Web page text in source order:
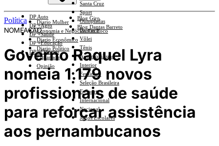
Santa Cruz
Sport
Olimpíadas
Basquete
Vôlei
Tênis
Automobilismo
Interior
Feminino
Seleção Brasileira
E-Sports
Internacional
Nacional
Jogos Escolares
DP Auto
DP +Agro
DP +Saúde
DP +Educação
DP +Ciências
Diario Mulher
Economia e Negócios Em Foco
Diario Econômico
Diario Político
Esplanada
Opinião
Blog Giro
Blog Dantas Barreto
Política
NOMEAÇÃO
Governo Raquel Lyra
nomeia 1.179 novos
profissionais de saúde
para reforçar assistência
aos pernambucanos